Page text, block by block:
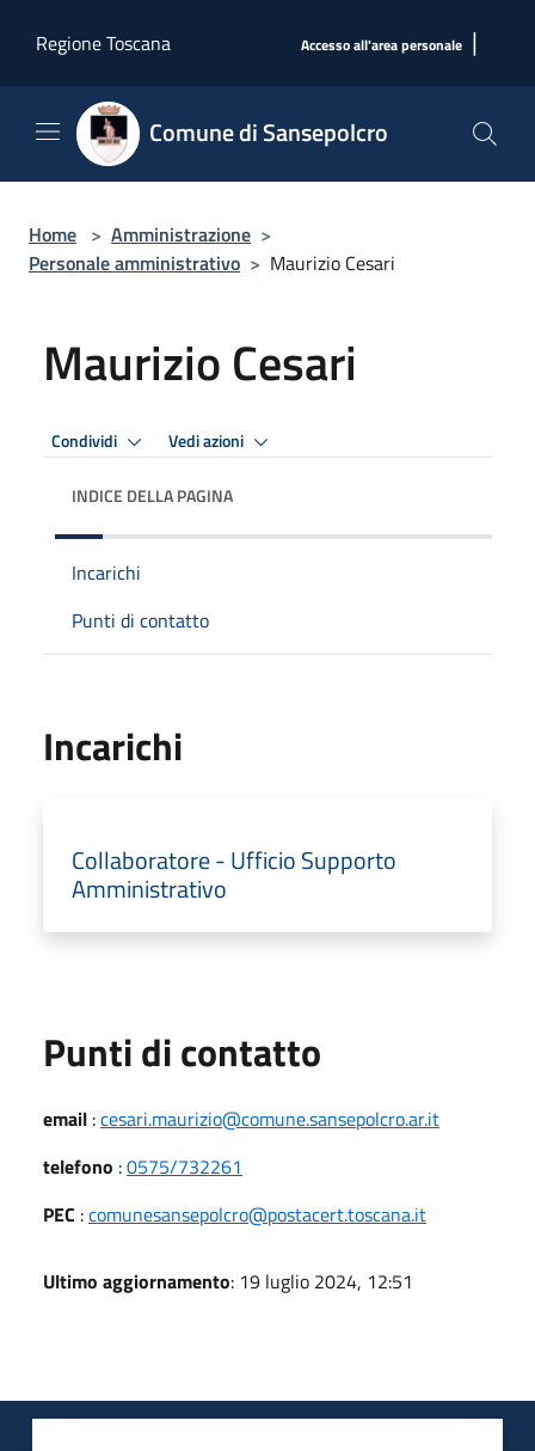
Regione Toscana
Accesso all'area personale |
Comune di Sansepolcro
Home > Amministrazione >
Personale amministrativo > Maurizio Cesari
Maurizio Cesari
Condividi Vedi azioni
INDICE DELLA PAGINA
Incarichi
Punti di contatto
Incarichi
Collaboratore - Ufficio Supporto
Amministrativo
Punti di contatto
email :cesari.maurizio@comune.sansepolcro.ar.it
telefono :0575/732261
PEC :comunesansepolcro@postacert.toscana.it
Ultimo aggiornamento: 19 luglio 2024, 12:51